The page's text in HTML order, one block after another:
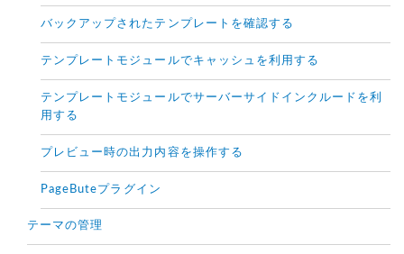
バックアップされたテンプレートを確認する
テンプレートモジュールでキャッシュを利用する
テンプレートモジュールでサーバーサイドインクルードを利
用する
プレビュー時の出力内容を操作する
PageButeプラグイン
テーマの管理